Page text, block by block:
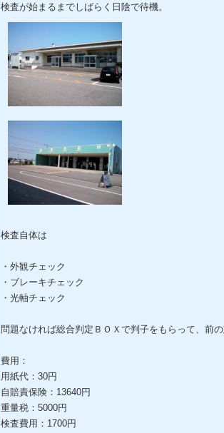
検査が始まるまでしばらく日陰で待機。
検査自体は
・外観チェック
・ブレーキチェック
・光軸チェック
問題なければ総合判定ＢＯＸで判子をもらって、前
費用：
用紙代：30円
自賠責保険：13640円
重量税：5000円
検査費用：1700円